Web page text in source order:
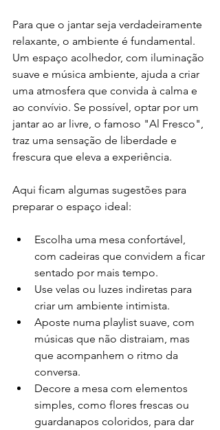
Para que o jantar seja verdadeiramente
relaxante, o ambiente é fundamental.
Um espaço acolhedor, com iluminação
suave e música ambiente, ajuda a criar
uma atmosfera que convida à calma e
ao convívio. Se possível, optar por um
jantar ao ar livre, o famoso "Al Fresco",
traz uma sensação de liberdade e
frescura que eleva a experiência.
Aqui ficam algumas sugestões para
preparar o espaço ideal:
Escolha uma mesa confortável,
com cadeiras que convidem a ficar
sentado por mais tempo.
Use velas ou luzes indiretas para
criar um ambiente intimista.
Aposte numa playlist suave, com
músicas que não distraiam, mas
que acompanhem o ritmo da
conversa.
Decore a mesa com elementos
simples, como flores frescas ou
guardanapos coloridos, para dar